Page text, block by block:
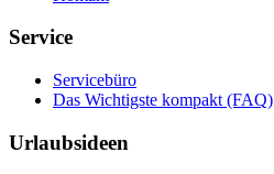
Service
Servicebüro
Das Wichtigste kompakt (FAQ)
Urlaubsideen